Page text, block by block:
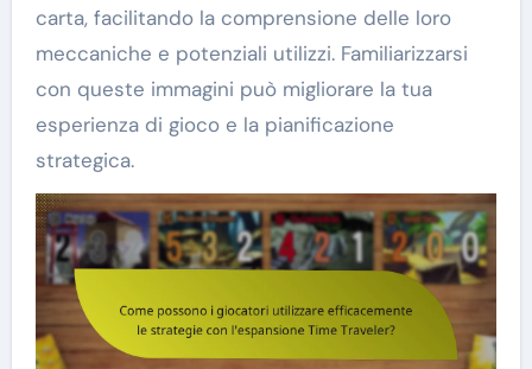
carta, facilitando la comprensione delle loro
meccaniche e potenziali utilizzi. Familiarizzarsi
con queste immagini può migliorare la tua
esperienza di gioco e la pianificazione
strategica.